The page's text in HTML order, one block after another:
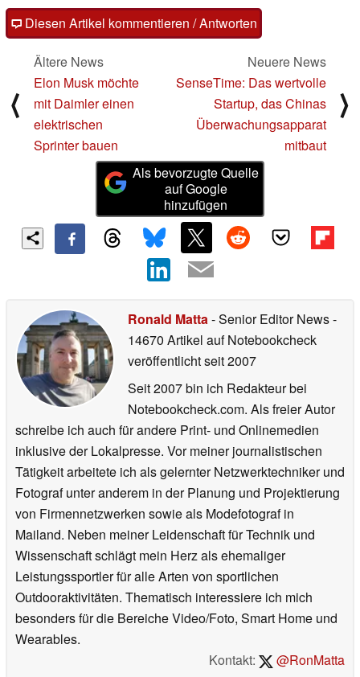
Diesen Artikel kommentieren / Antworten
⟨
Ältere News
Elon Musk möchte
mit Daimler einen
elektrischen
Sprinter bauen
Neuere News
SenseTime: Das wertvolle
Startup, das Chinas
Überwachungsapparat
mitbaut
⟩
Als bevorzugte Quelle
auf Google
hinzufügen
Ronald Matta- Senior Editor News-
14670 Artikel auf Notebookcheck
veröffentlichtseit 2007
Seit 2007 bin ich Redakteur bei
Notebookcheck.com. Als freier Autor
schreibe ich auch für andere Print- und Onlinemedien
inklusive der Lokalpresse. Vor meiner journalistischen
Tätigkeit arbeitete ich als gelernter Netzwerktechniker und
Fotograf unter anderem in der Planung und Projektierung
von Firmennetzwerken sowie als Modefotograf in
Mailand. Neben meiner Leidenschaft für Technik und
Wissenschaft schlägt mein Herz als ehemaliger
Leistungssportler für alle Arten von sportlichen
Outdooraktivitäten. Thematisch interessiere ich mich
besonders für die Bereiche Video/Foto, Smart Home und
Wearables.
Kontakt:
@RonMatta